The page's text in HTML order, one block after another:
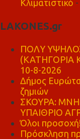
Κλιματιστικό
LAKONES.gr
ΠΟΛΥ
(ΚΑΤΗΓΟΡΙΑ
10-8-2026
Δήμος
ζημιών
ΣΚΟΥΡΑ:
ΥΠΑΙΘΡΙΟ
Όλοι
Πρόσκληση